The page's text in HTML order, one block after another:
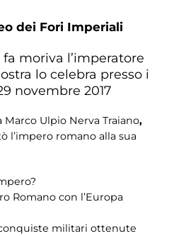
dei Fori Imperiali
fa moriva l’imperatore
lo celebra presso i
novembre 2017
Marco Ulpio Nerva Traiano,
l’impero romano alla sua
Romano con l’Europa
militari ottenute